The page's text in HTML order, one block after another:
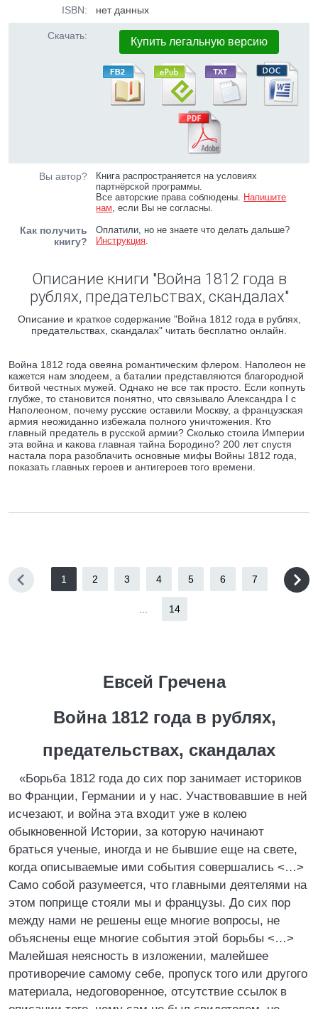
ISBN: нет данных
Скачать: Купить легальную версию
Вы автор?
Книга распространяется на условиях
партнёрской программы.
Все авторские права соблюдены. Напишите
нам, если Вы не согласны.
Как получить
книгу?
Оплатили, но не знаете что делать дальше?
Инструкция.
Описание книги "Война 1812 года в
рублях, предательствах, скандалах"
Описание и краткое содержание "Война 1812 года в рублях,
предательствах, скандалах" читать бесплатно онлайн.
Война 1812 года овеяна романтическим флером. Наполеон не
кажется нам злодеем, а баталии представляются благородной
битвой честных мужей. Однако не все так просто. Если копнуть
глубже, то становится понятно, что связывало Александра I с
Наполеоном, почему русские оставили Москву, а французская
армия неожиданно избежала полного уничтожения. Кто
главный предатель в русской армии? Сколько стоила Империи
эта война и какова главная тайна Бородино? 200 лет спустя
настала пора разоблачить основные мифы Войны 1812 года,
показать главных героев и антигероев того времени.
1 2 3 4 5 6 7
14
Евсей Гречена
Война 1812 года в рублях,
предательствах, скандалах
«Борьба 1812 года до сих пор занимает историков
во Франции, Германии и у нас. Участвовавшие в ней
исчезают, и война эта входит уже в колею
обыкновенной Истории, за которую начинают
браться ученые, иногда и не бывшие еще на свете,
когда описываемые ими события совершались <…>
Само собой разумеется, что главными деятелями на
этом поприще стояли мы и французы. До сих пор
между нами не решены еще многие вопросы, не
объяснены еще многие события этой борьбы <…>
Малейшая неясность в изложении, малейшее
противоречие самому себе, пропуск того или другого
материала, недоговоренное, отсутствие ссылок в